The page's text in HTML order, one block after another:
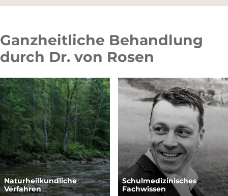
Ganzheitliche Behandlung
durch Dr. von Rosen
Natur­heil­kundliche
Verfahren
Schul­­medizinisches
Fachwissen